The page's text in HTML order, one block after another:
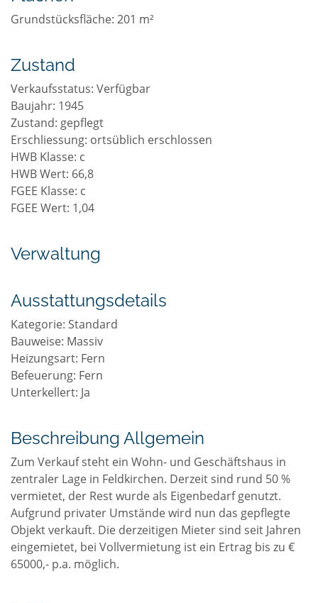
Grundstücksfläche: 201 m²
Zustand
Verkaufsstatus: Verfügbar
Baujahr: 1945
Zustand: gepflegt
Erschliessung: ortsüblich erschlossen
HWB Klasse: c
HWB Wert: 66,8
FGEE Klasse: c
FGEE Wert: 1,04
Verwaltung
Ausstattungsdetails
Kategorie: Standard
Bauweise: Massiv
Heizungsart: Fern
Befeuerung: Fern
Unterkellert: Ja
Beschreibung Allgemein
Zum Verkauf steht ein Wohn- und Geschäftshaus in
zentraler Lage in Feldkirchen. Derzeit sind rund 50 %
vermietet, der Rest wurde als Eigenbedarf genutzt.
Aufgrund privater Umstände wird nun das gepflegte
Objekt verkauft. Die derzeitigen Mieter sind seit Jahren
eingemietet, bei Vollvermietung ist ein Ertrag bis zu €